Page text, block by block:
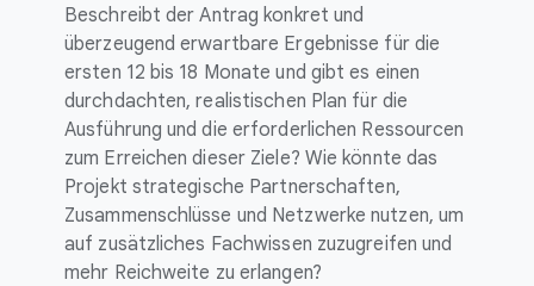
Beschreibt der Antrag konkret und
überzeugend erwartbare Ergebnisse für die
ersten 12 bis 18 Monate und gibt es einen
durchdachten, realistischen Plan für die
Ausführung und die erforderlichen Ressourcen
zum Erreichen dieser Ziele? Wie könnte das
Projekt strategische Partnerschaften,
Zusammenschlüsse und Netzwerke nutzen, um
auf zusätzliches Fachwissen zuzugreifen und
mehr Reichweite zu erlangen?